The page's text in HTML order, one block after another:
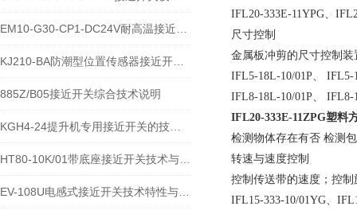
885Z/B05接近开关综合技术说明
IFL20-333E-11YPG、
尺寸控制
金属板冲剪的尺寸控制
IFL5-18L-10/01P、
IFL8-18L-10/01P、 IFL8-
IFL20-333E-11ZPG塑料
检测物体存在有否 检测
转速与速度控制
控制传送带的速度；控
IFL15-333-10/01YG